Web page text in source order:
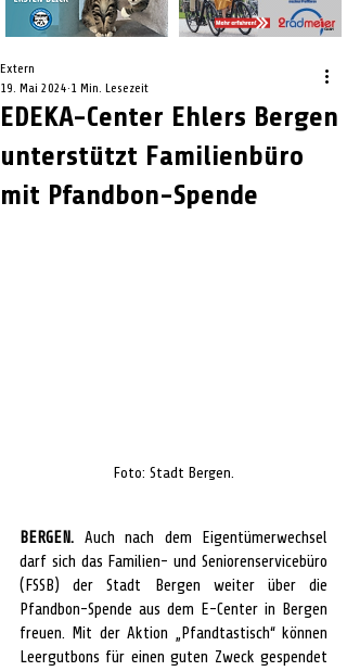
EDEKA-Center Ehlers Bergen
unterstützt Familienbüro
mit Pfandbon-Spende
Extern
19. Mai 2024 1 Min. Lesezeit
Foto: Stadt Bergen.
BERGEN. Auch nach dem Eigentümerwechsel
darf sich das Familien- und Seniorenservicebüro
(FSSB) der Stadt Bergen weiter über die
Pfandbon-Spende aus dem E-Center in Bergen
freuen. Mit der Aktion „Pfandtastisch“ können
Leergutbons für einen guten Zweck gespendet